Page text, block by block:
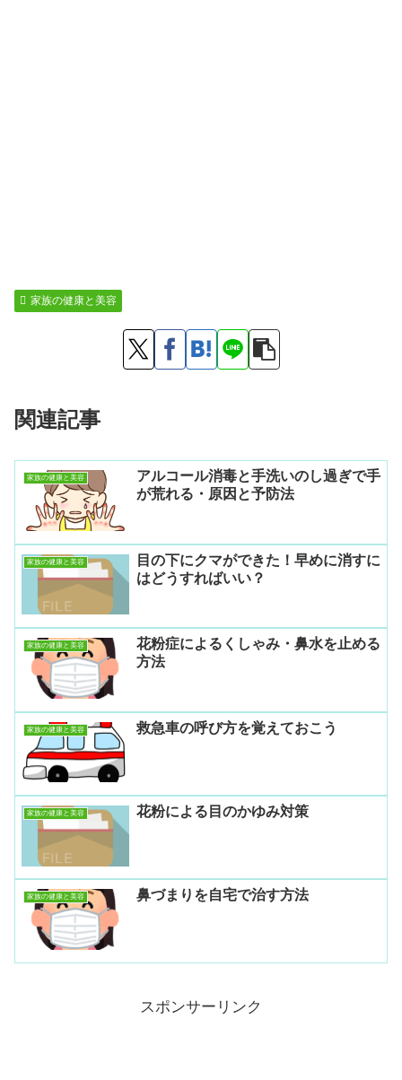
家族の健康と美容
関連記事
家族の健康と美容
アルコール消毒と手洗いのし過ぎで手
が荒れる・原因と予防法
家族の健康と美容
目の下にクマができた！早めに消すに
はどうすればいい？
家族の健康と美容
花粉症によるくしゃみ・鼻水を止める
方法
家族の健康と美容 救急車の呼び方を覚えておこう
家族の健康と美容 花粉による目のかゆみ対策
家族の健康と美容 鼻づまりを自宅で治す方法
スポンサーリンク